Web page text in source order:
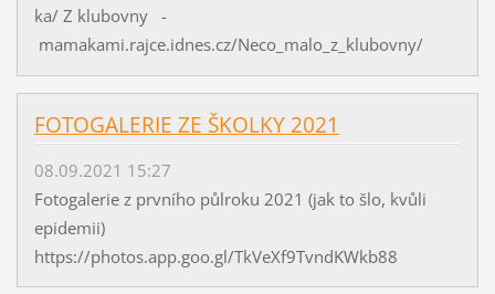
ka/ Z klubovny -
mamakami.rajce.idnes.cz/Neco_malo_z_klubovny/
FOTOGALERIE ZE ŠKOLKY 2021
08.09.2021 15:27
Fotogalerie z prvního půlroku 2021 (jak to šlo, kvůli
epidemii)
https://photos.app.goo.gl/TkVeXf9TvndKWkb88